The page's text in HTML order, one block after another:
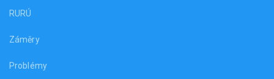
RURÚ
Záměry
Problémy